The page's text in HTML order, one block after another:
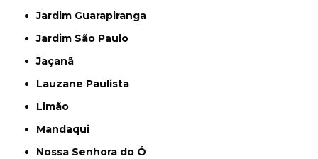
Jardim Guarapiranga
Jardim São Paulo
Jaçanã
Lauzane Paulista
Limão
Mandaqui
Nossa Senhora do Ó